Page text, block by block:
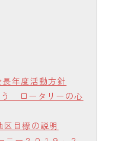
年度活動方針
う ロータリーの心
目標の説明